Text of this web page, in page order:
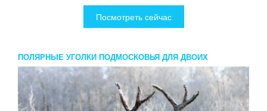
Посмотреть сейчас
ПОЛЯРНЫЕ УГОЛКИ ПОДМОСКОВЬЯ ДЛЯ ДВОИХ